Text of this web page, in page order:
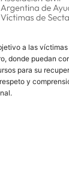
a las
donde puedan
para su
y